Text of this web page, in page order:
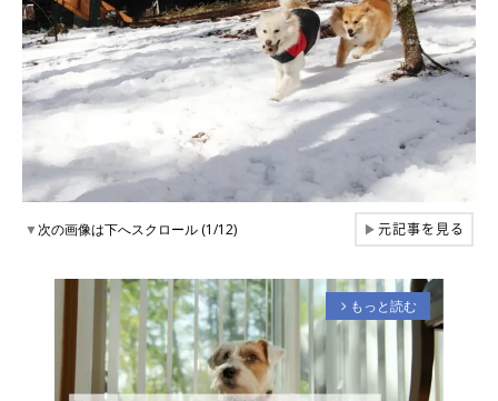
▼次の画像は下へスクロール (1/12) ▶元記事を見る
arrow_forward_ios もっと読む